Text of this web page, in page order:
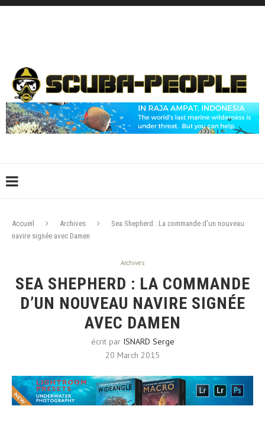
Accueil Archives
Sea Shepherd : La commande d’un nouveau
navire signée avec Damen
Archives
SEA SHEPHERD : LA COMMANDE
D’UN NOUVEAU NAVIRE SIGNÉE
AVEC DAMEN
écrit par ISNARD Serge
20 March 2015